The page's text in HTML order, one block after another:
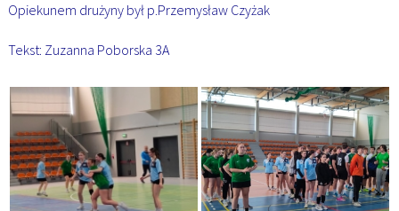
Opiekunem drużyny był p.Przemysław Czyżak
Tekst: Zuzanna Poborska 3A